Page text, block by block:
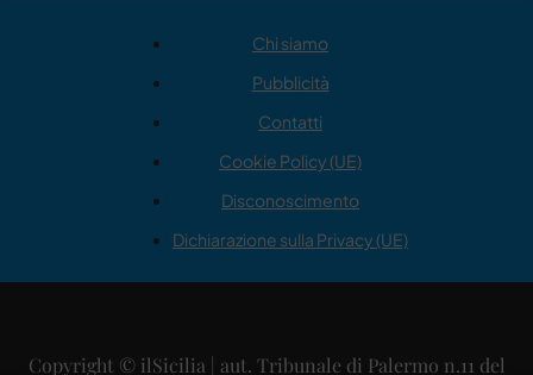
Chi siamo
Pubblicità
Contatti
Cookie Policy (UE)
Disconoscimento
Dichiarazione sulla Privacy (UE)
Copyright © ilSicilia | aut. Tribunale di Palermo n.11 del